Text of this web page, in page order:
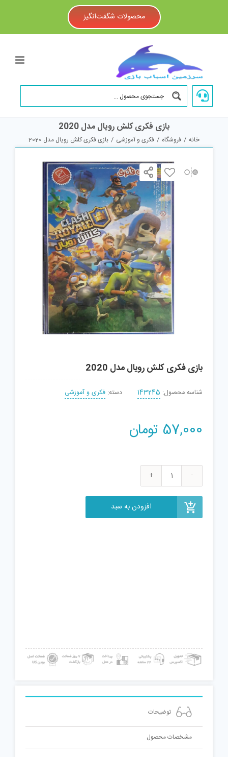
محصولات شگفت‌انگیز
بازی فکری کلش رویال مدل 2020
خانه / فروشگاه / فکری و آموزشی / بازی فکری کلش رویال مدل 2020
بازی فکری کلش رویال مدل 2020
شناسه محصول: 143245 دسته: فکری و آموزشی
57,000 تومان
بازی
رویال
افزودن به سبد
توضیحات
مشخصات محصول